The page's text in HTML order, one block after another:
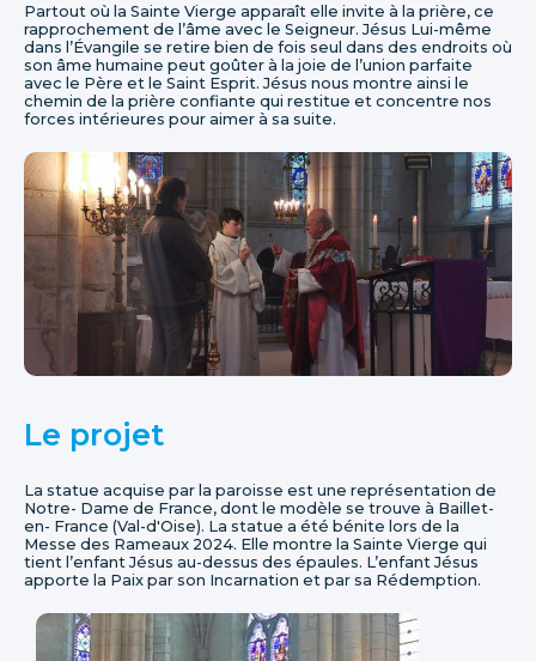
Partout où la Sainte Vierge apparaît elle invite à la prière, ce
rapprochement de l’âme avec le Seigneur. Jésus Lui-même
dans l’Évangile se retire bien de fois seul dans des endroits où
son âme humaine peut goûter à la joie de l’union parfaite
avec le Père et le Saint Esprit. Jésus nous montre ainsi le
chemin de la prière confiante qui restitue et concentre nos
forces intérieures pour aimer à sa suite.
Le projet
La statue acquise par la paroisse est une représentation de
Notre- Dame de France, dont le modèle se trouve à Baillet-
en- France (Val-d'Oise). La statue a été bénite lors de la
Messe des Rameaux 2024. Elle montre la Sainte Vierge qui
tient l’enfant Jésus au-dessus des épaules. L’enfant Jésus
apporte la Paix par son Incarnation et par sa Rédemption.